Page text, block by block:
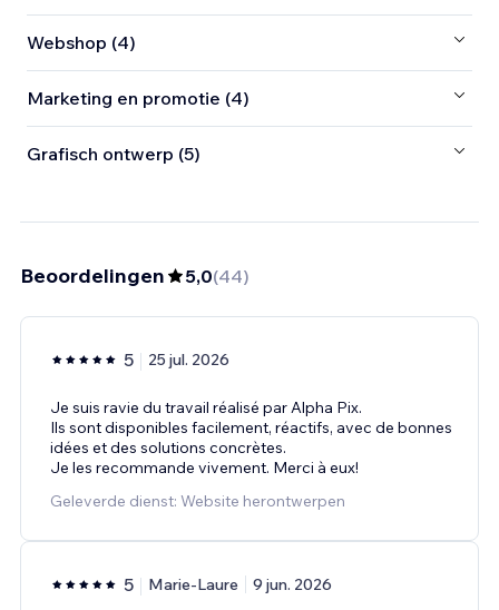
Webshop (4)
Marketing en promotie (4)
Grafisch ontwerp (5)
Beoordelingen 5,0(44)
5 25 jul. 2026
Je suis ravie du travail réalisé par Alpha Pix.
Ils sont disponibles facilement, réactifs, avec de bonnes
idées et des solutions concrètes.
Je les recommande vivement. Merci à eux!
Geleverde dienst: Website herontwerpen
5 Marie-Laure 9 jun. 2026